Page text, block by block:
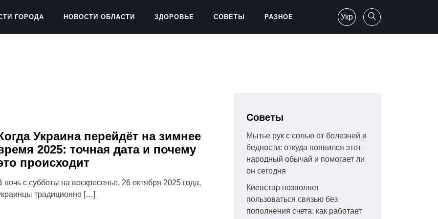
ГОРОДА НОВОСТИ ОБЛАСТИ ЗДОРОВЬЕ СОВЕТЫ РАЗНОЕ Укр
Украина перейдёт на зимнее
2025: точная дата и почему
происходит
ночь с субботы на воскресенье, 26 октября 2025 года,
традиционно […]
Советы
Мытье рук с солью от болезней и
бедности: откуда появился этот
народный обычай и помогает ли
он сегодня
Киевстар позволяет
пользоваться связью без
пополнения счета: как работает